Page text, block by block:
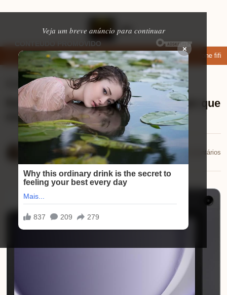
Veja um breve anúncio para continuar
×
apps de namoro que permitem enviar fotos e vídeos Microfone fifine
Eletrônicos ⏱ 9 min de leitura
Review Galaxy Tab A9+: descubra por que
esse tablet é perfeito para você!
Mariana Souza
11/12/2025
📅 11/12/2025💬 0 comentários